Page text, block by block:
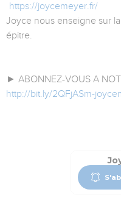
https://joycemeyer.fr/
Joyce nous enseigne sur
épitre.
► ABONNEZ-VOUS A
http://bit.ly/2QFjASm-